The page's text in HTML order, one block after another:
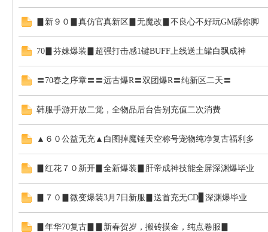
▊新９０▊真仿官真新区▊无魔改▊不良心不好玩GM舔你脚
70▊芬妹爆装▊超强打击感1键BUFF上线送土罐白飘成神
〓70春之序章〓〓远古爆R〓双团爆R〓纯新区二天〓
韩服手游开放二觉，全物品后台告别充值二次消费
▲６０公益无充▲白图掉魔锤天空称号宠物纯净复古福利多
▊红花７０新开▊全新爆装▊肝帝成神技能全屏深渊爆毕业
▊７０▊微变爆装3月7日新服▊送首充无CD▊深渊爆毕业
▊年华70复古▊▊新春贺岁，搬砖摸金，纯点卷服▊